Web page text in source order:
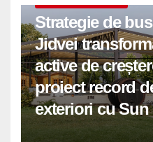
Strategie de
Jidvei
active de
proiect record
exteriori cu Sun